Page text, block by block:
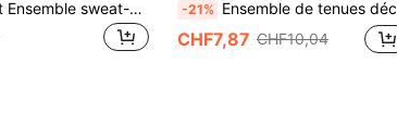
2 pièces/set Ensemble sweat-shirt col montant et short avec motif lettre New York pour jeunes filles, décontracté. Chaud pour l'école, les déplacements, les sorties. Convient pour être porté avec une veste, un gilet ou un manteau. Automne/Hiver -21% Ensemble de tenues décontractées et polyvalentes à la mode pour filles 3 pièces : haut à manches courtes imprimé à col rond + caraco à bretelles spaghetti de couleur unie + short court imprimé, vêtements de fête d'été pour enfants
CHF7,87 CHF10,04